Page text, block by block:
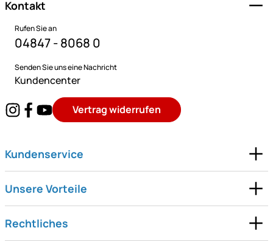
Kontakt
Rufen Sie an
04847 - 8068 0
Senden Sie uns eine Nachricht
Kundencenter
Vertrag widerrufen
Kundenservice
Unsere Vorteile
Rechtliches